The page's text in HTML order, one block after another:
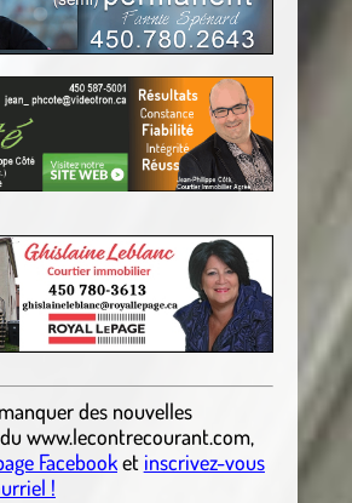
des nouvelles
www.lecontrecourant.com,
Facebooket inscrivez-vous
!